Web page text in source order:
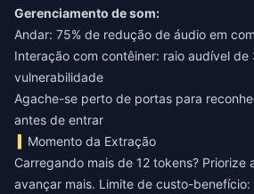
Gerenciamento de som:
Andar: 75% de redução de áudio em
Interação com contêiner: raio audível
vulnerabilidade
Agache-se perto de portas para
antes de entrar
Momento da Extração
Carregando mais de 12 tokens? Priorize
avançar mais. Limite de custo-